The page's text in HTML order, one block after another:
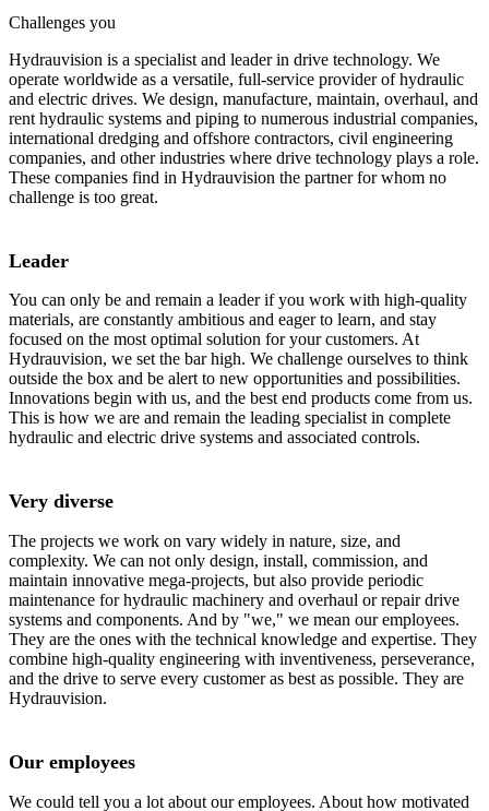
Challenges you
Hydrauvision is a specialist and leader in drive technology. We
operate worldwide as a versatile, full-service provider of hydraulic
and electric drives. We design, manufacture, maintain, overhaul, and
rent hydraulic systems and piping to numerous industrial companies,
international dredging and offshore contractors, civil engineering
companies, and other industries where drive technology plays a role.
These companies find in Hydrauvision the partner for whom no
challenge is too great.
Leader
You can only be and remain a leader if you work with high-quality
materials, are constantly ambitious and eager to learn, and stay
focused on the most optimal solution for your customers. At
Hydrauvision, we set the bar high. We challenge ourselves to think
outside the box and be alert to new opportunities and possibilities.
Innovations begin with us, and the best end products come from us.
This is how we are and remain the leading specialist in complete
hydraulic and electric drive systems and associated controls.
Very diverse
The projects we work on vary widely in nature, size, and
complexity. We can not only design, install, commission, and
maintain innovative mega-projects, but also provide periodic
maintenance for hydraulic machinery and overhaul or repair drive
systems and components. And by "we," we mean our employees.
They are the ones with the technical knowledge and expertise. They
combine high-quality engineering with inventiveness, perseverance,
and the drive to serve every customer as best as possible. They are
Hydrauvision.
Our employees
We could tell you a lot about our employees. About how motivated